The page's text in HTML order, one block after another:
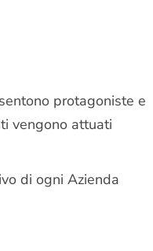
protagoniste e
vengono attuati
di ogni Azienda